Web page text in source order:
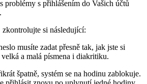
problémy s přihlášením do Vašich účtů
zkontrolujte si následující:
musíte zadat přesně tak, jak jste si
a malá písmena i diakritiku.
špatně, systém se na hodinu zablokuje.